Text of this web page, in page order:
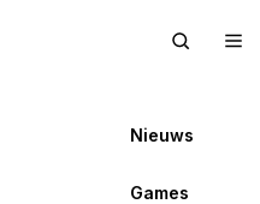
Nieuws
Games